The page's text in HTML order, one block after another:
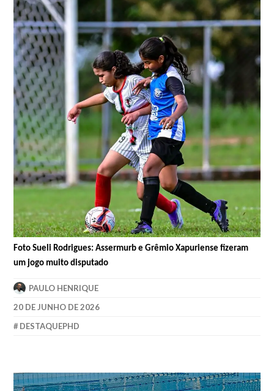
Foto Sueli Rodrigues: Assermurb e Grêmio Xapuriense fizeram
um jogo muito disputado
PAULO HENRIQUE
20 DE JUNHO DE 2026
DESTAQUEPHD